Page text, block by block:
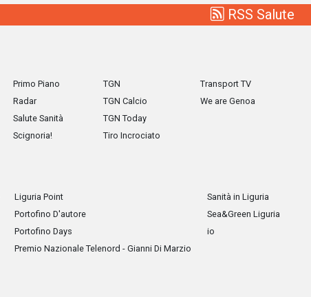
RSS Salute
Primo Piano
Radar
Salute Sanità
Scignoria!
TGN
TGN Calcio
TGN Today
Tiro Incrociato
Transport TV
We are Genoa
Liguria Point
Portofino D'autore
Portofino Days
Premio Nazionale Telenord - Gianni Di Marzio
Sanità in Liguria
Sea&Green Liguria
io